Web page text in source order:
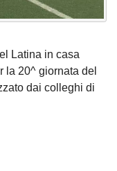
Latina in casa
la 20^ giornata del
dai colleghi di